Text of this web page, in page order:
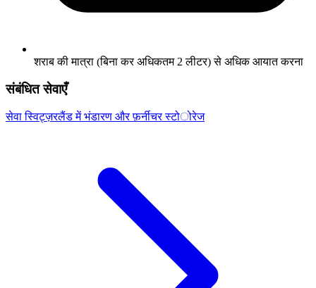
शराब की मात्रा (बिना कर अधिकतम 2 लीटर) से अधिक आयात करना
संबंधित सेवाएँ
सेवास्विट्ज़रलैंड में भंडारण और फ़र्नीचर स्टोरेज